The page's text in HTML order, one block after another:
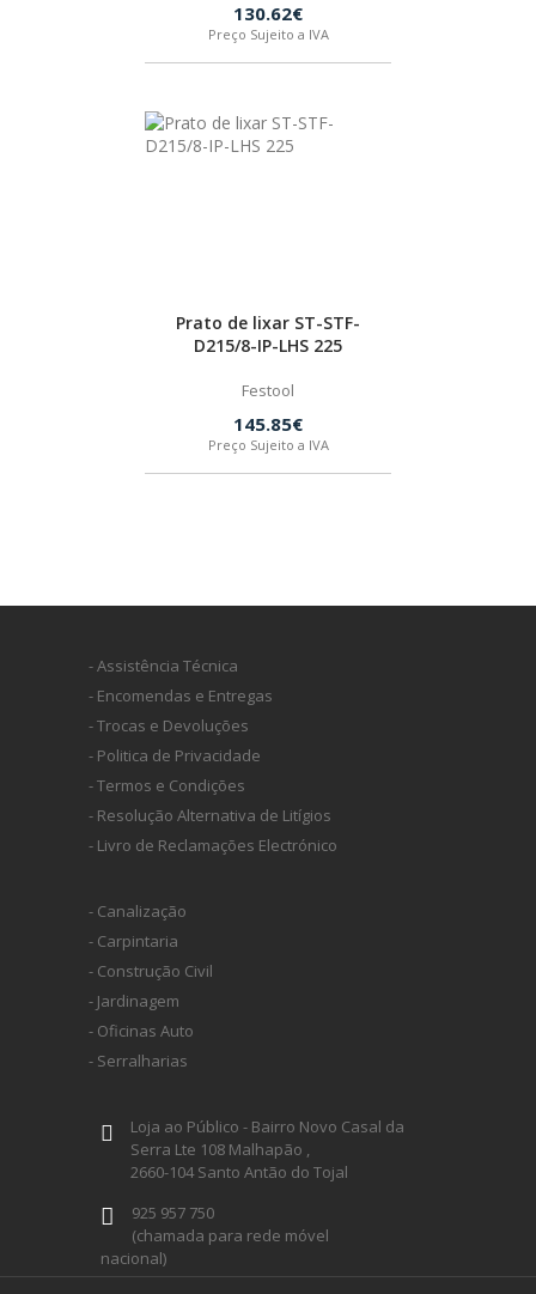
130.62€
Preço Sujeito a IVA
Prato de lixar ST-STF-
D215/8-IP-LHS 225
Festool
145.85€
Preço Sujeito a IVA
- Assistência Técnica
- Encomendas e Entregas
- Trocas e Devoluções
- Politica de Privacidade
- Termos e Condições
- Resolução Alternativa de Litígios
- Livro de Reclamações Electrónico
- Canalização
- Carpintaria
- Construção Civil
- Jardinagem
- Oficinas Auto
- Serralharias
Loja ao Público - Bairro Novo Casal da
Serra Lte 108 Malhapão ,
2660-104 Santo Antão do Tojal
925 957 750
(chamada para rede móvel
nacional)